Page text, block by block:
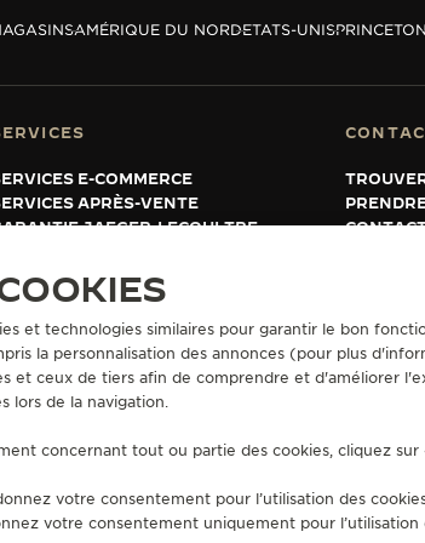
AMÉRIQUE DU NORDETATS-UNISPRINCETON
E-COMMERCE
APRÈS-VENTE
JAEGER-LECOULTRE
GÉNÉRALES D'UTILISATIONCONDITIONS GÉNÉRALES
ENVIRONNEMENTALES
et technologies similaires pour garantir le bon
la personnalisation des annonces (pour plus
et ceux de tiers afin de comprendre et d'améliorer
lors de la navigation.
concernant tout ou partie des cookies, cliquez
votre consentement pour l’utilisation des
votre consentement uniquement pour l’utilisation